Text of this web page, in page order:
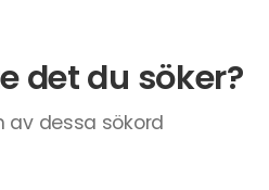
det du söker?
av dessa sökord